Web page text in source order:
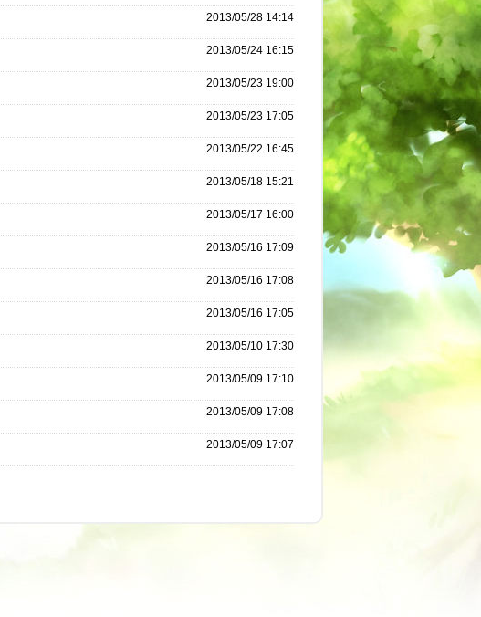
2013/05/28 14:14
2013/05/24 16:15
2013/05/23 19:00
2013/05/23 17:05
2013/05/22 16:45
2013/05/18 15:21
2013/05/17 16:00
2013/05/16 17:09
2013/05/16 17:08
2013/05/16 17:05
2013/05/10 17:30
2013/05/09 17:10
2013/05/09 17:08
2013/05/09 17:07